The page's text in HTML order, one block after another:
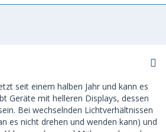
seit einem halben Jahr und kann es
Geräte mit helleren Displays, dessen
Bei wechselnden Lichtverhältnissen
es nicht drehen und wenden kann) und